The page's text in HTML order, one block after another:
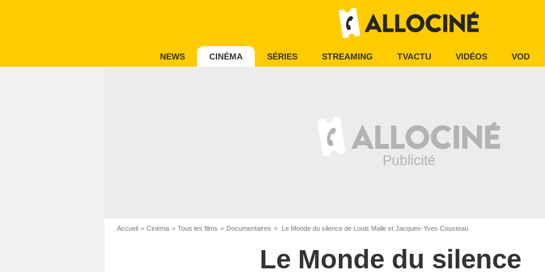
NEWS CINÉMA SÉRIES STREAMING TVACTU VIDÉOS VOD
Accueil Cinéma Tous les films Documentaires Le Monde du silence de Louis Malle et Jacques-Yves Cousteau
Le Monde du silence